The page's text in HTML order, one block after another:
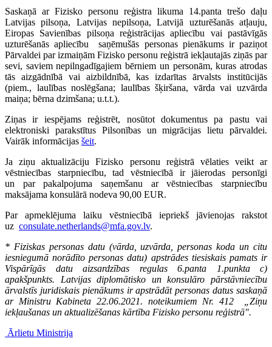
Saskaņā ar Fizisko personu reģistra likuma 14.panta trešo daļu
Latvijas pilsoņa, Latvijas nepilsoņa, Latvijā uzturēšanās atļauju,
Eiropas Savienības pilsoņa reģistrācijas apliecību vai pastāvīgās
uzturēšanās apliecību saņēmušās personas pienākums ir paziņot
Pārvaldei par izmaiņām Fizisko personu reģistrā iekļautajās ziņās par
sevi, saviem nepilngadīgajiem bērniem un personām, kuras atrodas
tās aizgādnībā vai aizbildnībā, kas izdarītas ārvalsts institūcijās
(piem., laulības noslēgšana; laulības šķiršana, vārda vai uzvārda
maiņa; bērna dzimšana; u.t.t.).
Ziņas ir iespējams reģistrēt, nosūtot dokumentus pa pastu vai
elektroniski parakstītus Pilsonības un migrācijas lietu pārvaldei.
Vairāk informācijas šeit.
Ja ziņu aktualizāciju Fizisko personu reģistrā vēlaties veikt ar
vēstniecības starpniecību, tad vēstniecībā ir jāierodas personīgi
un par pakalpojuma saņemšanu ar vēstniecības starpniecību
maksājama konsulārā nodeva 90,00 EUR.
Par apmeklējuma laiku vēstniecībā iepriekš jāvienojas rakstot
uz consulate.netherlands@mfa.gov.lv.
* Fiziskas personas datu (vārda, uzvārda, personas koda un citu
iesniegumā norādīto personas datu) apstrādes tiesiskais pamats ir
Vispārīgās datu aizsardzības regulas 6.panta 1.punkta c)
apakšpunkts. Latvijas diplomātisko un konsulāro pārstāvniecību
ārvalstīs juridiskais pienākums ir apstrādāt personas datus saskaņā
ar Ministru Kabineta 22.06.2021. noteikumiem Nr. 412 „Ziņu
iekļaušanas un aktualizēšanas kārtība Fizisko personu reģistrā".
Ārlietu Ministrija